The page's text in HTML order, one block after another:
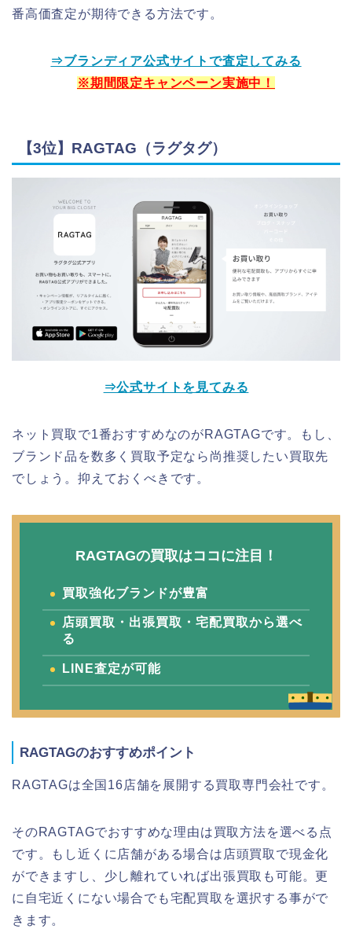
番高価査定が期待できる方法です。
⇒ブランディア公式サイトで査定してみる
※期間限定キャンペーン実施中！
【3位】RAGTAG（ラグタグ）
⇒公式サイトを見てみる
ネット買取で1番おすすめなのがRAGTAGです。もし、
ブランド品を数多く買取予定なら尚推奨したい買取先
でしょう。抑えておくべきです。
RAGTAGの買取はココに注目！
買取強化ブランドが豊富
店頭買取・出張買取・宅配買取から選べ
る
LINE査定が可能
RAGTAGのおすすめポイント
RAGTAGは全国16店舗を展開する買取専門会社です。
そのRAGTAGでおすすめな理由は買取方法を選べる点
です。もし近くに店舗がある場合は店頭買取で現金化
ができますし、少し離れていれば出張買取も可能。更
に自宅近くにない場合でも宅配買取を選択する事がで
きます。